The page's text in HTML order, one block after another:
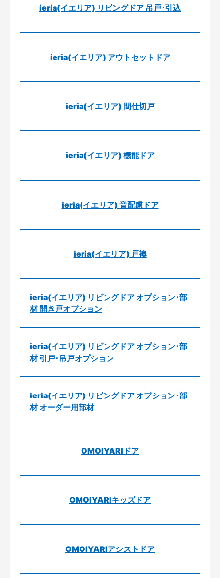
ieria(イエリア) リビングドア 吊戸･引込
ieria(イエリア) アウトセットドア
ieria(イエリア) 間仕切戸
ieria(イエリア) 機能ドア
ieria(イエリア) 音配慮ドア
ieria(イエリア) 戸襖
ieria(イエリア) リビングドア オプション･部
材 開き戸オプション
ieria(イエリア) リビングドア オプション･部
材 引戸･吊戸オプション
ieria(イエリア) リビングドア オプション･部
材 オーダー用部材
OMOIYARIドア
OMOIYARIキッズドア
OMOIYARIアシストドア